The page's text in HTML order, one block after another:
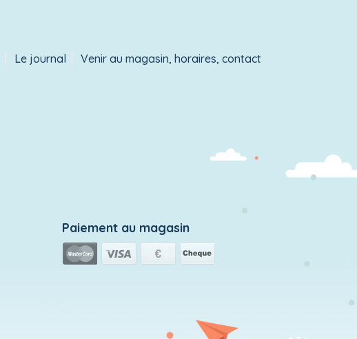
Le journal Venir au magasin, horaires, contact
Paiement au magasin